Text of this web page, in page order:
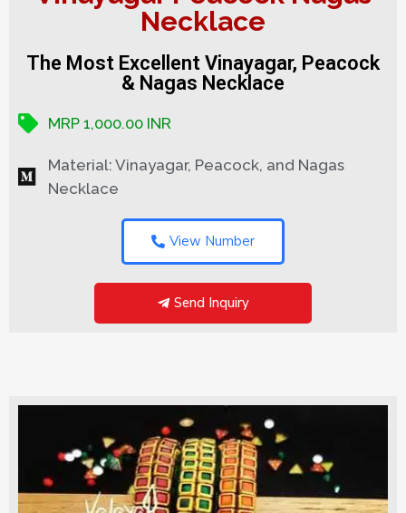
Necklace
The Most Excellent Vinayagar, Peacock
& Nagas Necklace
MRP 1,000.00 INR
Material: Vinayagar, Peacock, and Nagas
Necklace
View Number
Send Inquiry